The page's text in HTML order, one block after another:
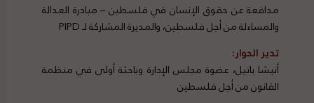
مدافعة عن حقوق الإنسان في فلسطين – مبادرة العدالة
والمساءلة من أجل فلسطين، والمديرة المشاركة لـ PIPD
تدير الحوار:
أنيشا باتيل، عضوة مجلس الإدارة وباحثة أولى في منظمة
القانون من أجل فلسطين